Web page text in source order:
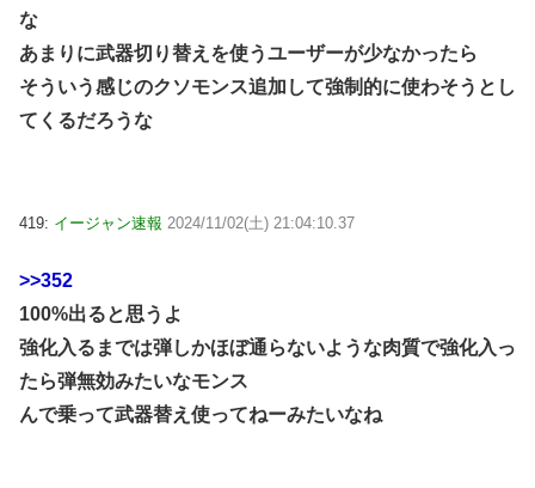
な
あまりに武器切り替えを使うユーザーが少なかったら
そういう感じのクソモンス追加して強制的に使わそうとし
てくるだろうな
419: イージャン速報 2024/11/02(土) 21:04:10.37
>>352
100%出ると思うよ
強化入るまでは弾しかほぼ通らないような肉質で強化入っ
たら弾無効みたいなモンス
んで乗って武器替え使ってねーみたいなね